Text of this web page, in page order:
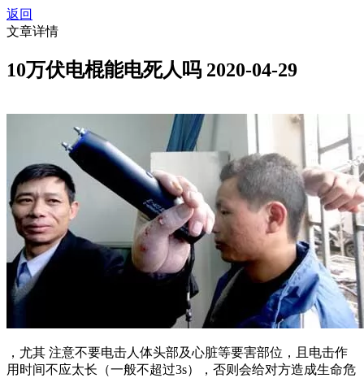
返回
文章详情
10万伏电棍能电死人吗 2020-04-29
，尤其 注意不要电击人体头部及心脏等要害部位，且电击作
用时间不应太长（一般不超过3s），否则会给对方造成生命危